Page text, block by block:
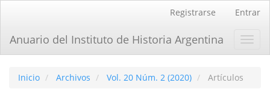
principal
Barra
Registrarse Entrar
Anuario del Instituto de Historia Argentina
Inicio Archivos Vol. 20 Núm. 2 (2020) Artículos